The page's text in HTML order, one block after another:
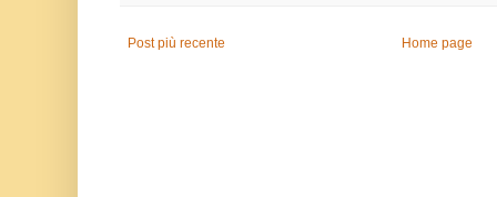
Post più recente Home page